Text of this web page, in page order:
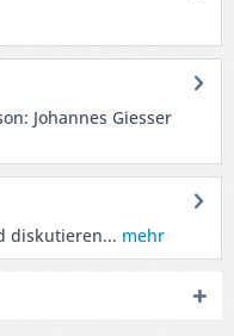
Johannes Giesser
diskutieren... mehr